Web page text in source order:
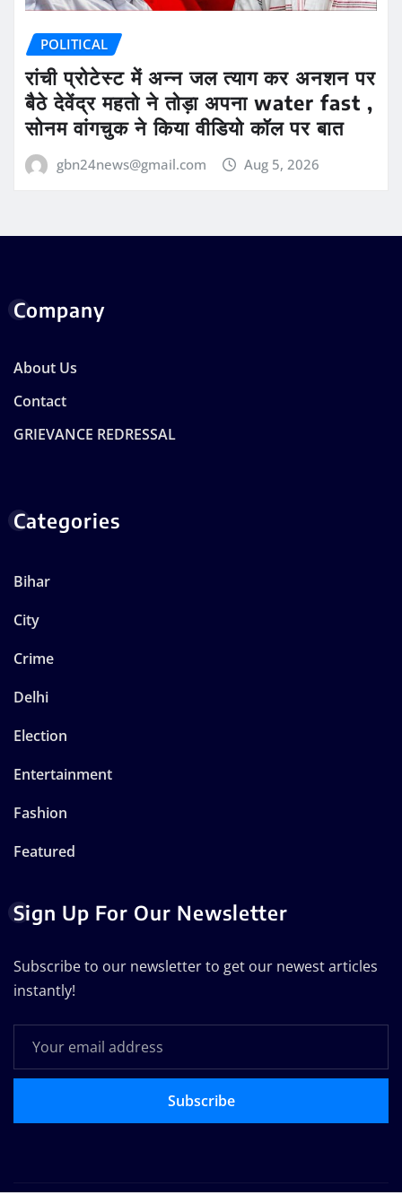
POLITICAL
रांची प्रोटेस्ट में अन्न जल त्याग कर अनशन पर
बैठे देवेंद्र महतो ने तोड़ा अपना water fast ,
सोनम वांगचुक ने किया वीडियो कॉल पर बात
gbn24news@gmail.com Aug 5, 2026
Company
About Us
Contact
GRIEVANCE REDRESSAL
Categories
Bihar
City
Crime
Delhi
Election
Entertainment
Fashion
Featured
Sign Up For Our Newsletter
Subscribe to our newsletter to get our newest articles
instantly!
Subscribe